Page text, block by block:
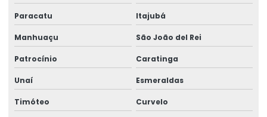
Impressora De Etiquetas Zebra
Impressora Etiqueta Termica
Impressora Etiqueta Zebra
Impressora Termica
Paracatu Itajubá
Manhuaçu São João del Rei
Patrocínio Caratinga
Unaí Esmeraldas
Timóteo Curvelo